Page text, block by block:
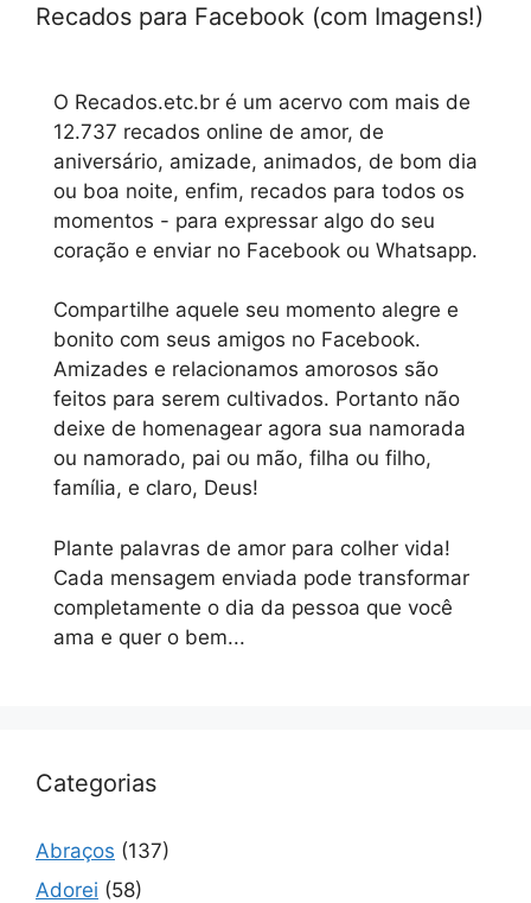
Recados para Facebook (com Imagens!)
O Recados.etc.br é um acervo com mais de
12.737 recados online de amor, de
aniversário, amizade, animados, de bom dia
ou boa noite, enfim, recados para todos os
momentos - para expressar algo do seu
coração e enviar no Facebook ou Whatsapp.
Compartilhe aquele seu momento alegre e
bonito com seus amigos no Facebook.
Amizades e relacionamos amorosos são
feitos para serem cultivados. Portanto não
deixe de homenagear agora sua namorada
ou namorado, pai ou mão, filha ou filho,
família, e claro, Deus!
Plante palavras de amor para colher vida!
Cada mensagem enviada pode transformar
completamente o dia da pessoa que você
ama e quer o bem...
Categorias
Abraços (137)
Adorei (58)